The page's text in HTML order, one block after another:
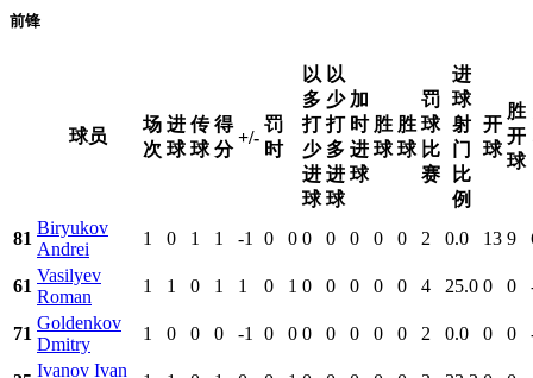
前锋
球员
场
次
进
球
传
球
得
分
+/-
罚
时
以
多
打
少
进
球
以
少
打
多
进
球
加
时
进
球
胜
球
胜
球
罚
球
比
赛
进
球
射
门
比
例
开
球
胜
开
球
81
Biryukov
Andrei
1 0 1 1 -1 0 0 0 0 0 0 0 2 0.0 13 9
61
Vasilyev
Roman
1 1 0 1 1 0 1 0 0 0 0 0 4 25.0 0 0
71
Goldenkov
Dmitry
1 0 0 0 -1 0 0 0 0 0 0 0 2 0.0 0 0
Ivanov Ivan